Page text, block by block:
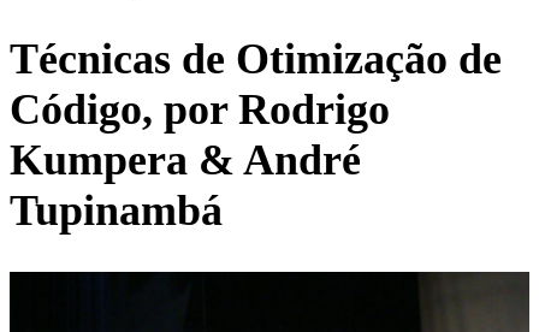
Técnicas de Otimização de
Código, por Rodrigo
Kumpera & André
Tupinambá